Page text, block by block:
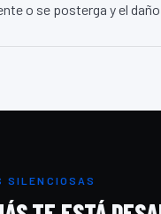
o se posterga y el
SILENCIOSAS